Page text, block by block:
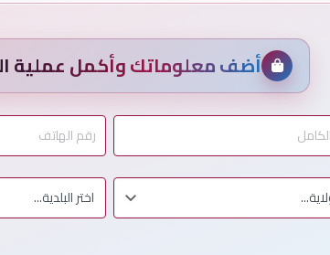
أضف معلوماتك وأكمل عملية